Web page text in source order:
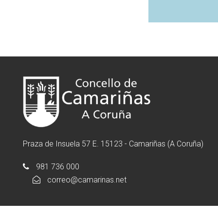
Praza de Insuela 57 E. 15123 - Camariñas (A Coruña)
981 736 000
correo@camarinas.net